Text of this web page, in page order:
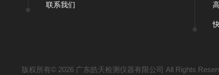
联系我们
版权所有© 2026 广东皓天检测仪器有限公司 All Rights